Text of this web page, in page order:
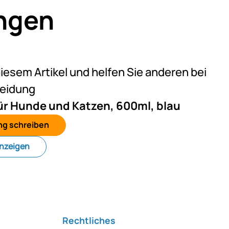
Artikel und helfen Sie anderen bei
Hunde und Katzen, 600ml, blau
schreiben
Rechtliches